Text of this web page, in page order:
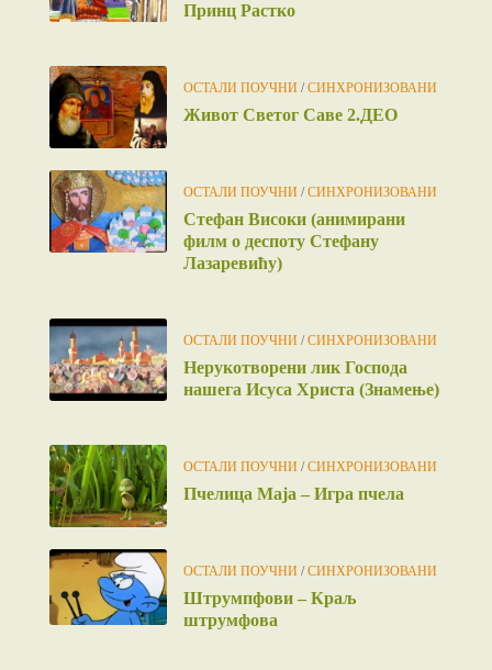
Принц Растко
ОСТАЛИ ПОУЧНИ /СИНХРОНИЗОВАНИ
Живот Светог Саве 2.ДЕО
ОСТАЛИ ПОУЧНИ /СИНХРОНИЗОВАНИ
Стефан Високи (анимирани
филм о деспоту Стефану
Лазаревићу)
ОСТАЛИ ПОУЧНИ /СИНХРОНИЗОВАНИ
Нерукотворени лик Господа
нашега Исуса Христа (Знамење)
ОСТАЛИ ПОУЧНИ /СИНХРОНИЗОВАНИ
Пчелица Маја – Игра пчела
ОСТАЛИ ПОУЧНИ /СИНХРОНИЗОВАНИ
Штрумпфови – Краљ
штрумфова